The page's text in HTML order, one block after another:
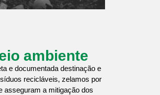
ambiente
e documentada destinação e
recicláveis, zelamos por
asseguram a mitigação dos